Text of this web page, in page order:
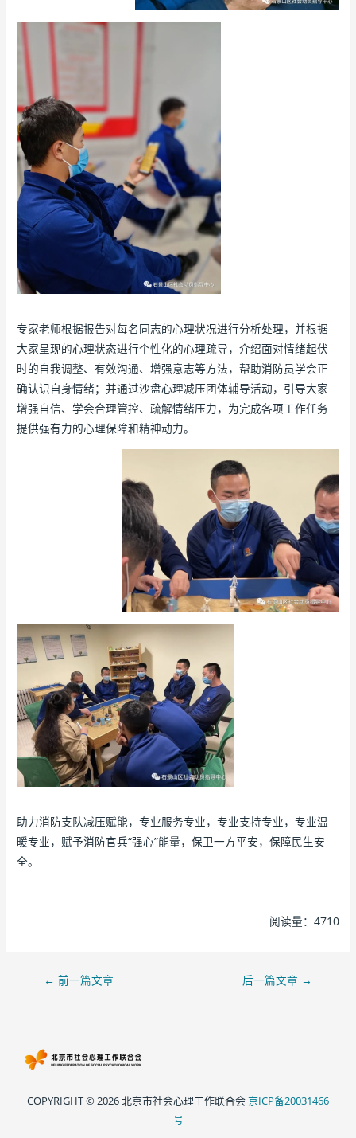
专家老师根据报告对每名同志的心理状况进行分析处理，并根据
大家呈现的心理状态进行个性化的心理疏导，介绍面对情绪起伏
时的自我调整、有效沟通、增强意志等方法，帮助消防员学会正
确认识自身情绪；并通过沙盘心理减压团体辅导活动，引导大家
增强自信、学会合理管控、疏解情绪压力，为完成各项工作任务
提供强有力的心理保障和精神动力。
助力消防支队减压赋能，专业服务专业，专业支持专业，专业温
暖专业，赋予消防官兵“强心”能量，保卫一方平安，保障民生安
全。
阅读量：4710
← 前一篇文章 后一篇文章 →
COPYRIGHT © 2026 北京市社会心理工作联合会京ICP备20031466
号